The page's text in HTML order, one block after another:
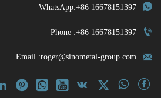

WhatsApp:+86 16678151397

Phone :+86 16678151397

Email :roger@sinometal-group.com






